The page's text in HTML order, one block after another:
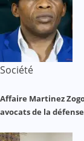
Société
Affaire Martinez
avocats de la défense